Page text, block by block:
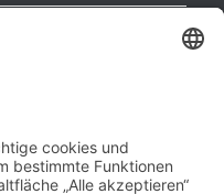
Sie teure